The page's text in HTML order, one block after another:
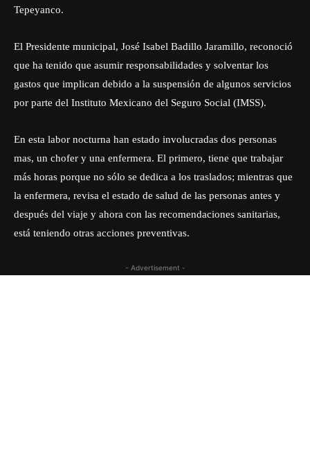
Tepeyanco.
El Presidente municipal, José Isabel Badillo Jaramillo, reconoció
que ha tenido que asumir responsabilidades y solventar los
gastos que implican debido a la suspensión de algunos servicios
por parte del Instituto Mexicano del Seguro Social (IMSS).
En esta labor nocturna han estado involucradas dos personas
mas, un chofer y una enfermera. El primero, tiene que trabajar
más horas porque no sólo se dedica a los traslados; mientras que
la enfermera, revisa el estado de salud de las personas antes y
después del viaje y ahora con las recomendaciones sanitarias,
está teniendo otras acciones preventivas.
- Advertisement -